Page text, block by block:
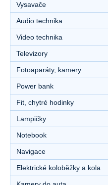
Vysavače
Audio technika
Video technika
Televizory
Fotoaparáty, kamery
Power bank
Fit, chytré hodinky
Lampičky
Notebook
Navigace
Elektrické koloběžky a kola